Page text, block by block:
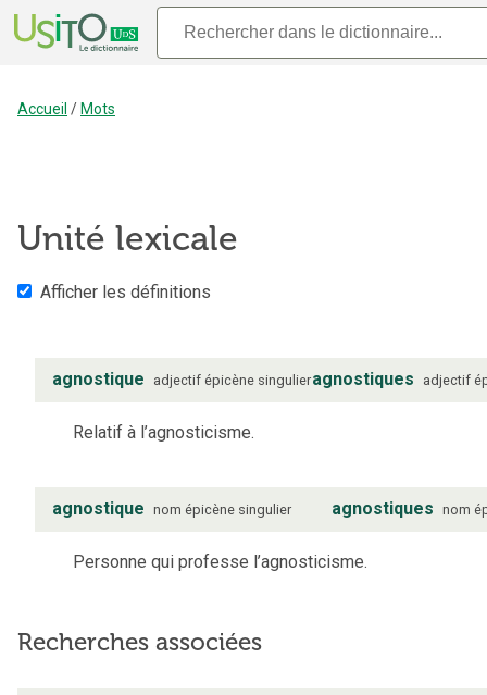
Accueil / Mots
Unité lexicale
Afficher les définitions
agnostique adjectif épicène singulieragnostiques adjectif
Relatif à l’agnosticisme.
agnostique nom épicène singulier agnostiques nom
Personne qui professe l’agnosticisme.
Recherches associées